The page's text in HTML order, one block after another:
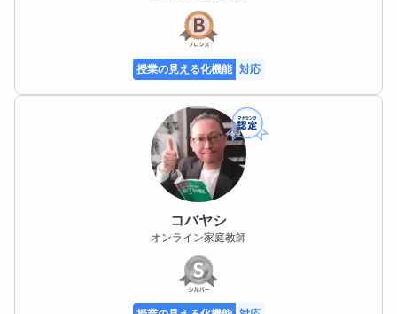
授業の見える化機能 対応
コバヤシ
オンライン家庭教師